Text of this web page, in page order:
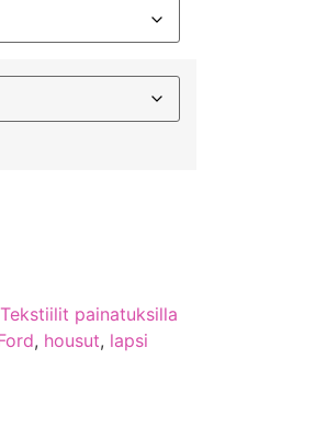
Tekstiilit painatuksilla
, housut, lapsi